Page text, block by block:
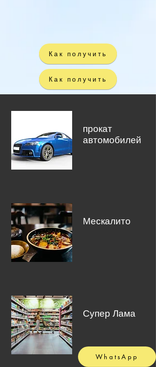
Как получить
Как получить
прокат
автомобилей
Мескалито
Супер Лама
WhatsApp